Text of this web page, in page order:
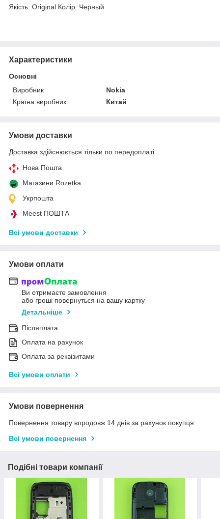
Якість: Original Колір: Черный
Характеристики
Основні
Виробник
Nokia
Країна виробник
Китай
Умови доставки
Доставка здійснюється тільки по передоплаті.
Нова Пошта
Магазини Rozetka
Укрпошта
Meest ПОШТА
Всі умови доставки
Умови оплати
Ви отримаєте замовлення
або гроші повернуться на вашу картку
Детальніше
Післяплата
Оплата на рахунок
Оплата за реквізитами
Всі умови оплати
Умови повернення
Повернення товару впродовж 14 днів за рахунок покупця
Всі умови повернення
Подібні товари компанії